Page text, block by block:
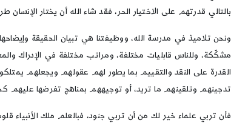
بالتالي قدرتهم على الاختيار الحر، فقد شاء الله أن يختار
ونحن تلاميذ في مدرسة الله، ووظيفتنا هي تبيان الحقيقة
مشكّكة، وللناس قابليات مختلفة، ومراتب مختلفة في الإدراك
القدرة على النقد والتقييم بما يطور لهم عقولهم ويجعلهم
تدجينهم وتلقينهم ما تريد، أو توجيههم بمناهج تفرضها عليهم
فأن تربي علماء خير لك من أن تربي جنود، فبالعلم ملك الأنبياء